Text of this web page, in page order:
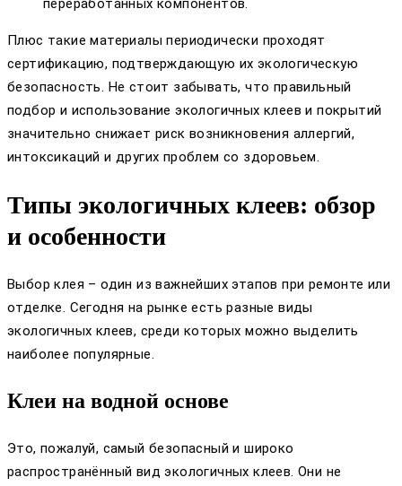
переработанных компонентов.
Плюс такие материалы периодически проходят
сертификацию, подтверждающую их экологическую
безопасность. Не стоит забывать, что правильный
подбор и использование экологичных клеев и покрытий
значительно снижает риск возникновения аллергий,
интоксикаций и других проблем со здоровьем.
Типы экологичных клеев: обзор
и особенности
Выбор клея – один из важнейших этапов при ремонте или
отделке. Сегодня на рынке есть разные виды
экологичных клеев, среди которых можно выделить
наиболее популярные.
Клеи на водной основе
Это, пожалуй, самый безопасный и широко
распространённый вид экологичных клеев. Они не